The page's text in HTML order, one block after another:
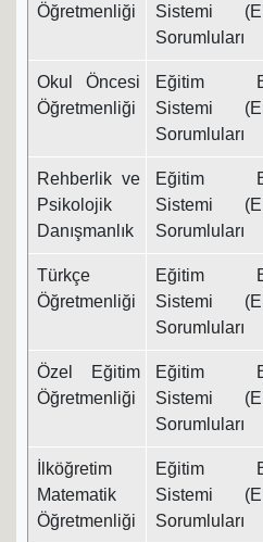
Öğretmenliği
Sistemi
Sorumluları
Okul Öncesi
Öğretmenliği
Eğitim
Sistemi
Sorumluları
Rehberlik ve
Psikolojik
Danışmanlık
Eğitim
Sistemi
Sorumluları
Türkçe
Öğretmenliği
Eğitim
Sistemi
Sorumluları
Özel Eğitim
Öğretmenliği
Eğitim
Sistemi
Sorumluları
İlköğretim
Matematik
Öğretmenliği
Eğitim
Sistemi
Sorumluları